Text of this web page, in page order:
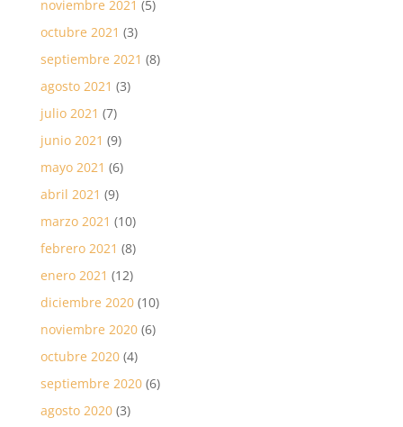
noviembre 2021 (5)
octubre 2021 (3)
septiembre 2021 (8)
agosto 2021 (3)
julio 2021 (7)
junio 2021 (9)
mayo 2021 (6)
abril 2021 (9)
marzo 2021 (10)
febrero 2021 (8)
enero 2021 (12)
diciembre 2020(10)
noviembre 2020(6)
octubre 2020(4)
septiembre 2020(6)
agosto 2020(3)